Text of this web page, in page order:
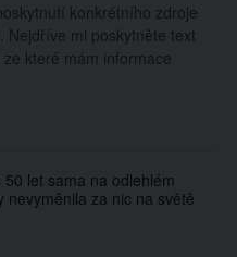
konkrétního zdroje
Nejdříve mi poskytněte text
které mám informace
let sama na odlehlém
nevyměnila za nic na světě